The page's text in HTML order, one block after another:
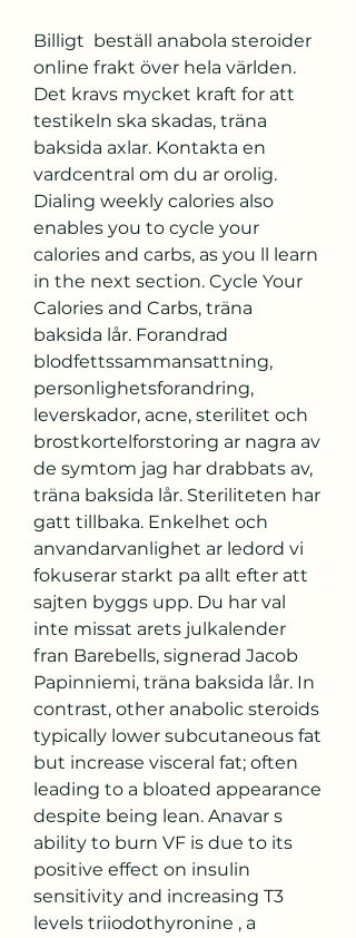
Billigt  beställ anabola steroider
online frakt över hela världen.
Det kravs mycket kraft for att
testikeln ska skadas, träna
baksida axlar. Kontakta en
vardcentral om du ar orolig.
Dialing weekly calories also
enables you to cycle your
calories and carbs, as you ll learn
in the next section. Cycle Your
Calories and Carbs, träna
baksida lår. Forandrad
blodfettssammansattning,
personlighetsforandring,
leverskador, acne, sterilitet och
brostkortelforstoring ar nagra av
de symtom jag har drabbats av,
träna baksida lår. Steriliteten har
gatt tillbaka. Enkelhet och
anvandarvanlighet ar ledord vi
fokuserar starkt pa allt efter att
sajten byggs upp. Du har val
inte missat arets julkalender
fran Barebells, signerad Jacob
Papinniemi, träna baksida lår. In
contrast, other anabolic steroids
typically lower subcutaneous fat
but increase visceral fat; often
leading to a bloated appearance
despite being lean. Anavar s
ability to burn VF is due to its
positive effect on insulin
sensitivity and increasing T3
levels triiodothyronine , a